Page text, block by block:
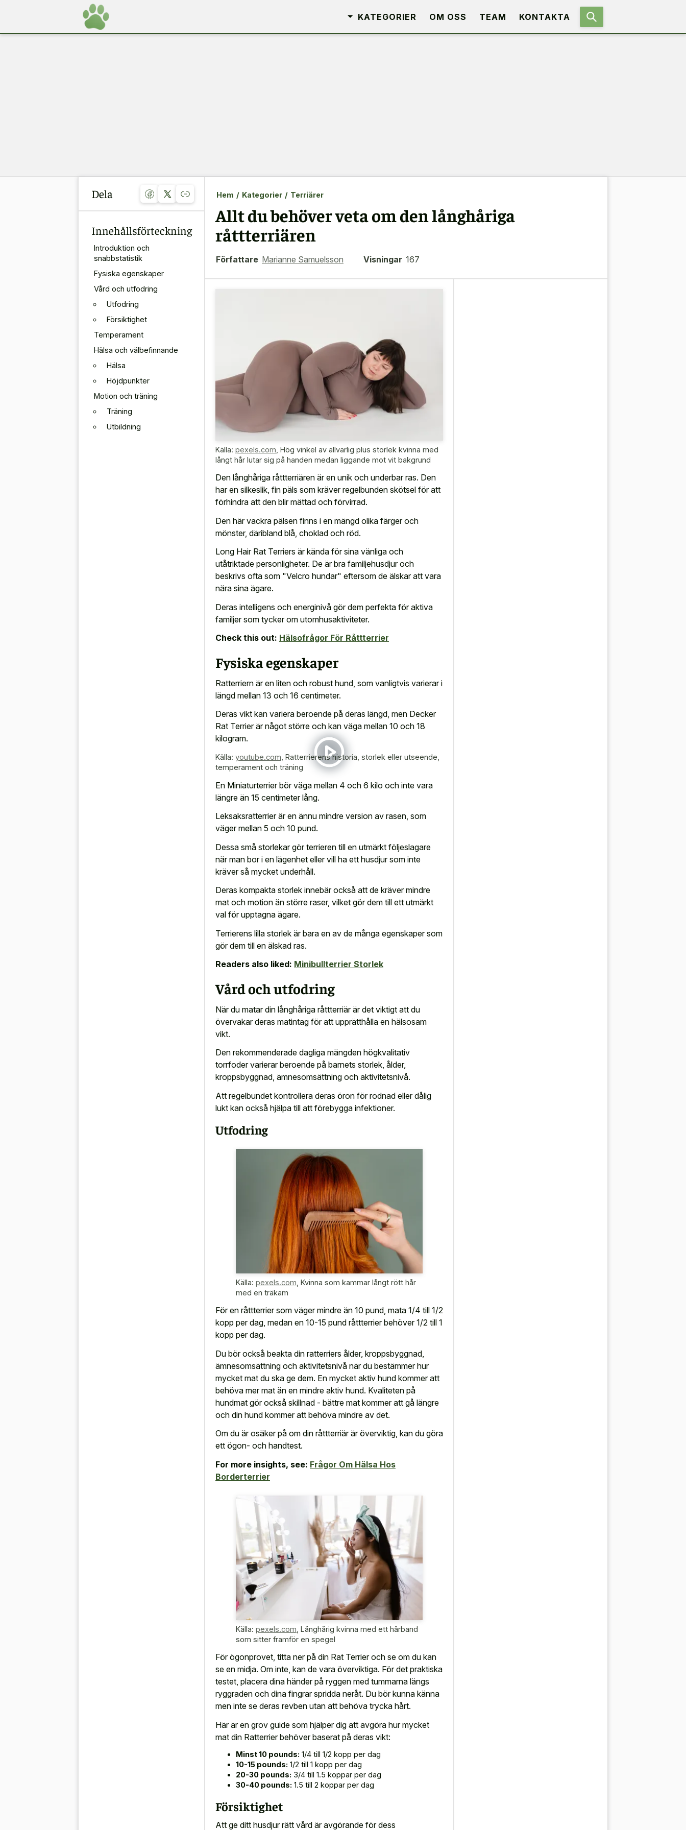
KATEGORIER OM OSS TEAM KONTAKTA
Dela
Innehållsförteckning
Introduktion och
snabbstatistik
Fysiska egenskaper
Vård och utfodring
Utfodring
Försiktighet
Temperament
Hälsa och välbefinnande
Hälsa
Höjdpunkter
Motion och träning
Träning
Utbildning
Hem / Kategorier / Terriärer
Allt du behöver veta om den långhåriga
råttterriären
Författare Marianne Samuelsson Visningar 167
Källa: pexels.com Hög vinkel av allvarlig plus storlek kvinna med
långt hår lutar sig på handen medan liggande mot vit bakgrund
Den långhåriga råttterriären är en unik och underbar ras. Den
har en silkeslik, fin päls som kräver regelbunden skötsel för att
förhindra att den blir mättad och förvirrad.
Den här vackra pälsen finns i en mängd olika färger och
mönster, däribland blå, choklad och röd.
Long Hair Rat Terriers är kända för sina vänliga och
utåtriktade personligheter. De är bra familjehusdjur och
beskrivs ofta som "Velcro hundar" eftersom de älskar att vara
nära sina ägare.
Deras intelligens och energinivå gör dem perfekta för aktiva
familjer som tycker om utomhusaktiviteter.
Check this out: Hälsofrågor För Råttterrier
Fysiska egenskaper
Ratterriern är en liten och robust hund, som vanligtvis varierar i
längd mellan 13 och 16 centimeter.
Deras vikt kan variera beroende på deras längd, men Decker
Rat Terrier är något större och kan väga mellan 10 och 18
kilogram.
Källa: youtube.com Ratterrierens historia, storlek eller utseende,
temperament och träning
En Miniaturterrier bör väga mellan 4 och 6 kilo och inte vara
längre än 15 centimeter lång.
Leksaksratterrier är en ännu mindre version av rasen, som
väger mellan 5 och 10 pund.
Dessa små storlekar gör terrieren till en utmärkt följeslagare
när man bor i en lägenhet eller vill ha ett husdjur som inte
kräver så mycket underhåll.
Deras kompakta storlek innebär också att de kräver mindre
mat och motion än större raser, vilket gör dem till ett utmärkt
val för upptagna ägare.
Terrierens lilla storlek är bara en av de många egenskaper som
gör dem till en älskad ras.
Readers also liked: Minibullterrier Storlek
Vård och utfodring
När du matar din långhåriga råttterriär är det viktigt att du
övervakar deras matintag för att upprätthålla en hälsosam
vikt.
Den rekommenderade dagliga mängden högkvalitativ
torrfoder varierar beroende på barnets storlek, ålder,
kroppsbyggnad, ämnesomsättning och aktivitetsnivå.
Att regelbundet kontrollera deras öron för rodnad eller dålig
lukt kan också hjälpa till att förebygga infektioner.
Utfodring
Källa: pexels.com Kvinna som kammar långt rött hår
med en träkam
För en råttterrier som väger mindre än 10 pund, mata 1/4 till 1/2
kopp per dag, medan en 10-15 pund råttterrier behöver 1/2 till 1
kopp per dag.
Du bör också beakta din ratterriers ålder, kroppsbyggnad,
ämnesomsättning och aktivitetsnivå när du bestämmer hur
mycket mat du ska ge dem. En mycket aktiv hund kommer att
behöva mer mat än en mindre aktiv hund. Kvaliteten på
hundmat gör också skillnad - bättre mat kommer att gå längre
och din hund kommer att behöva mindre av det.
Om du är osäker på om din råttterriär är överviktig, kan du göra
ett ögon- och handtest.
For more insights, see: Frågor Om Hälsa Hos
Borderterrier
Källa: pexels.com Långhårig kvinna med ett hårband
som sitter framför en spegel
För ögonprovet, titta ner på din Rat Terrier och se om du kan
se en midja. Om inte, kan de vara överviktiga. För det praktiska
testet, placera dina händer på ryggen med tummarna längs
ryggraden och dina fingrar spridda neråt. Du bör kunna känna
men inte se deras revben utan att behöva trycka hårt.
Här är en grov guide som hjälper dig att avgöra hur mycket
mat din Ratterrier behöver baserat på deras vikt:
Minst 10 pounds: 1/4 till 1/2 kopp per dag
10-15 pounds: 1/2 till 1 kopp per dag
20-30 pounds: 3/4 till 1.5 koppar per dag
30-40 pounds: 1.5 till 2 koppar per dag
Försiktighet
Att ge ditt husdjur rätt vård är avgörande för dess